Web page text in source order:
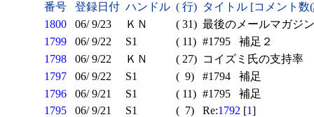
番号 登録日付 ハンドル ( 行) タイトル [コメント
1800
06/ 9/23 ＫＮ ( 31) 最後のメールマガジン
1799
06/ 9/22 S1 ( 11) #1795 補足２
1798
06/ 9/22 ＫＮ ( 27) コイズミ氏の支持率
1797
06/ 9/22 S1 ( 9)
#1794 補足
1796
06/ 9/21 S1 ( 11) #1795 補足
1795
06/ 9/21 S1 ( 7) Re:1792 [1]